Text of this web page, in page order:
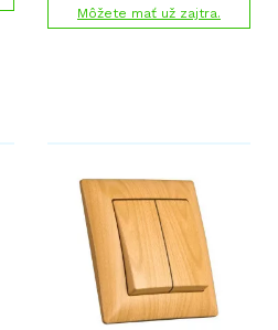
Môžete mať už zajtra.